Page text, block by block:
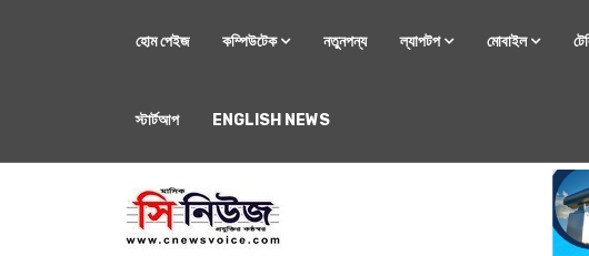
হোম পেইজ কম্পিউটেক নতুনপন্য ল্যাপটপ মোবাইল
স্টার্টআপ ENGLISH NEWS